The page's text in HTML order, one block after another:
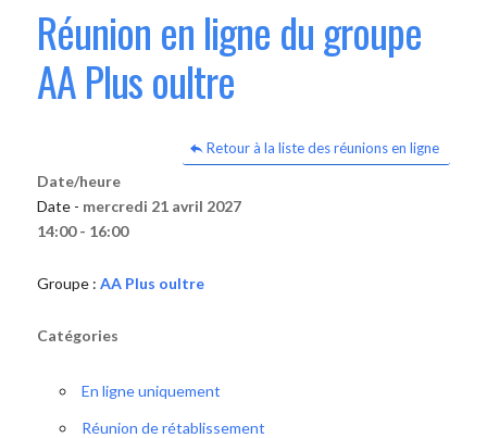
Réunion en ligne du groupe
AA Plus oultre
Retour à la liste des réunions en ligne
Date/heure
Date - mercredi 21 avril 2027
14:00 - 16:00
Groupe : AA Plus oultre
Catégories
En ligne uniquement
Réunion de rétablissement